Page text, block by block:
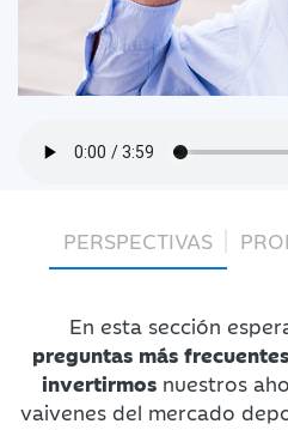
PERSPECTIVAS
En esta sección
preguntas más frecuentes
invertirmos nuestros
vaivenes del mercado